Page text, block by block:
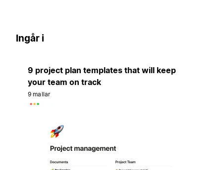
Ingår i
9 project plan templates that will keep
your team on track
9 mallar